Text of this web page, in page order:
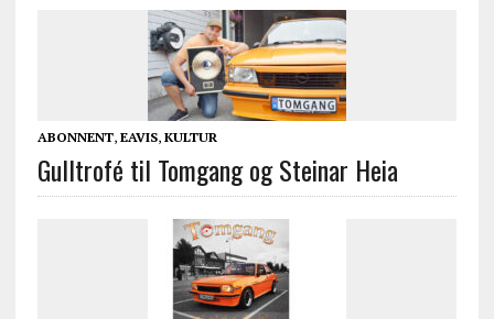
ABONNENT, EAVIS, KULTUR
Gulltrofé til Tomgang og Steinar Heia